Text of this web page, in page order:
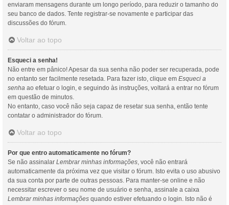
enviaram mensagens durante um longo período, para reduzir o tamanho do
seu banco de dados. Tente registrar-se novamente e participar das
discussões do fórum.
Voltar ao topo
Esqueci a senha!
Não entre em pânico! Apesar da sua senha não poder ser recuperada, pode
no entanto ser facilmente resetada. Para fazer isto, clique em Esqueci a
senha ao efetuar o login, e seguindo às instruções, voltará a entrar no fórum
em questão de minutos.
No entanto, caso você não seja capaz de resetar sua senha, então tente
contatar o administrador do fórum.
Voltar ao topo
Por que entro automaticamente no fórum?
Se não assinalar Lembrar minhas informações, você não entrará
automaticamente da próxima vez que visitar o fórum. Isto evita o uso abusivo
da sua conta por parte de outras pessoas. Para manter-se online e não
necessitar escrever o seu nome de usuário e senha, assinale a caixa
Lembrar minhas informações quando estiver efetuando o login. Isto não é